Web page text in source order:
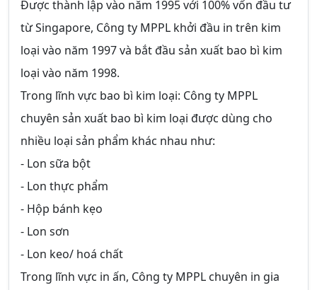
Được thành lập vào năm 1995 với 100% vốn đầu tư
từ Singapore, Công ty MPPL khởi đầu in trên kim
loại vào năm 1997 và bắt đầu sản xuất bao bì kim
loại vào năm 1998.
Trong lĩnh vực bao bì kim loại: Công ty MPPL
chuyên sản xuất bao bì kim loại được dùng cho
nhiều loại sản phẩm khác nhau như:
- Lon sữa bột
- Lon thực phẩm
- Hộp bánh kẹo
- Lon sơn
- Lon keo/ hoá chất
Trong lĩnh vực in ấn, Công ty MPPL chuyên in gia